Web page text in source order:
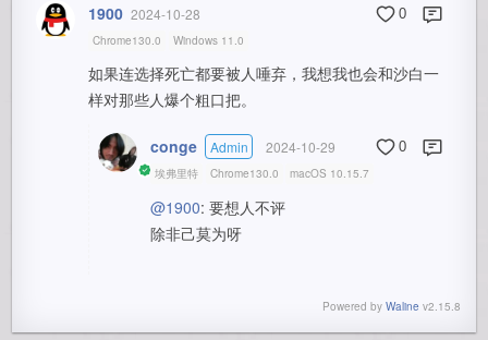
1900 2024-10-28 0
Chrome130.0 Windows 11.0
如果连选择死亡都要被人唾弃，我想我也会和沙白一
样对那些人爆个粗口把。
conge Admin 2024-10-29 0
埃弗里特 Chrome130.0 macOS 10.15.7
@1900: 要想人不评
除非己莫为呀
Powered by Waline v2.15.8